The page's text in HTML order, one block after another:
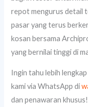
repot mengurus detail
pasar yang terus
kosan bersama
yang bernilai tinggi di
Ingin tahu lebih
kami via WhatsApp di
dan penawaran khusus!